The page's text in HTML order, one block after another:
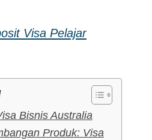
Visa Pelajar
Bisnis Australia
Produk: Visa